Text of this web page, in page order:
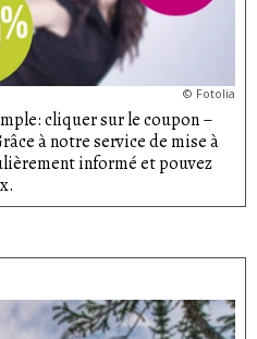
© Fotolia
cliquer sur le coupon –
à notre service de mise à
informé et pouvez